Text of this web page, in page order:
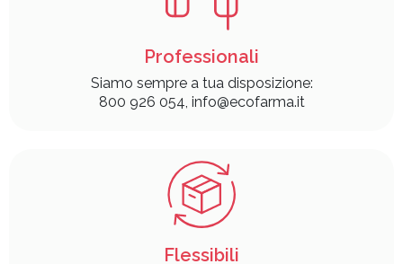
Professionali
Siamo sempre a tua disposizione:
800 926 054, info@ecofarma.it
Flessibili